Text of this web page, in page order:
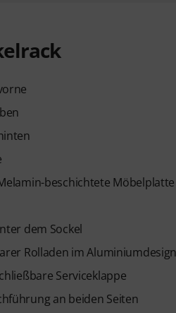
beschichtete Möbelplatte
dem Sockel
Rolladen im
Serviceklappe
an beiden Seiten